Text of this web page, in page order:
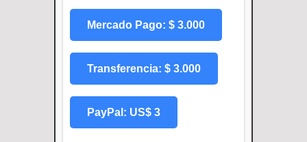
Mercado Pago: $ 3.000
Transferencia: $ 3.000
PayPal: US$ 3